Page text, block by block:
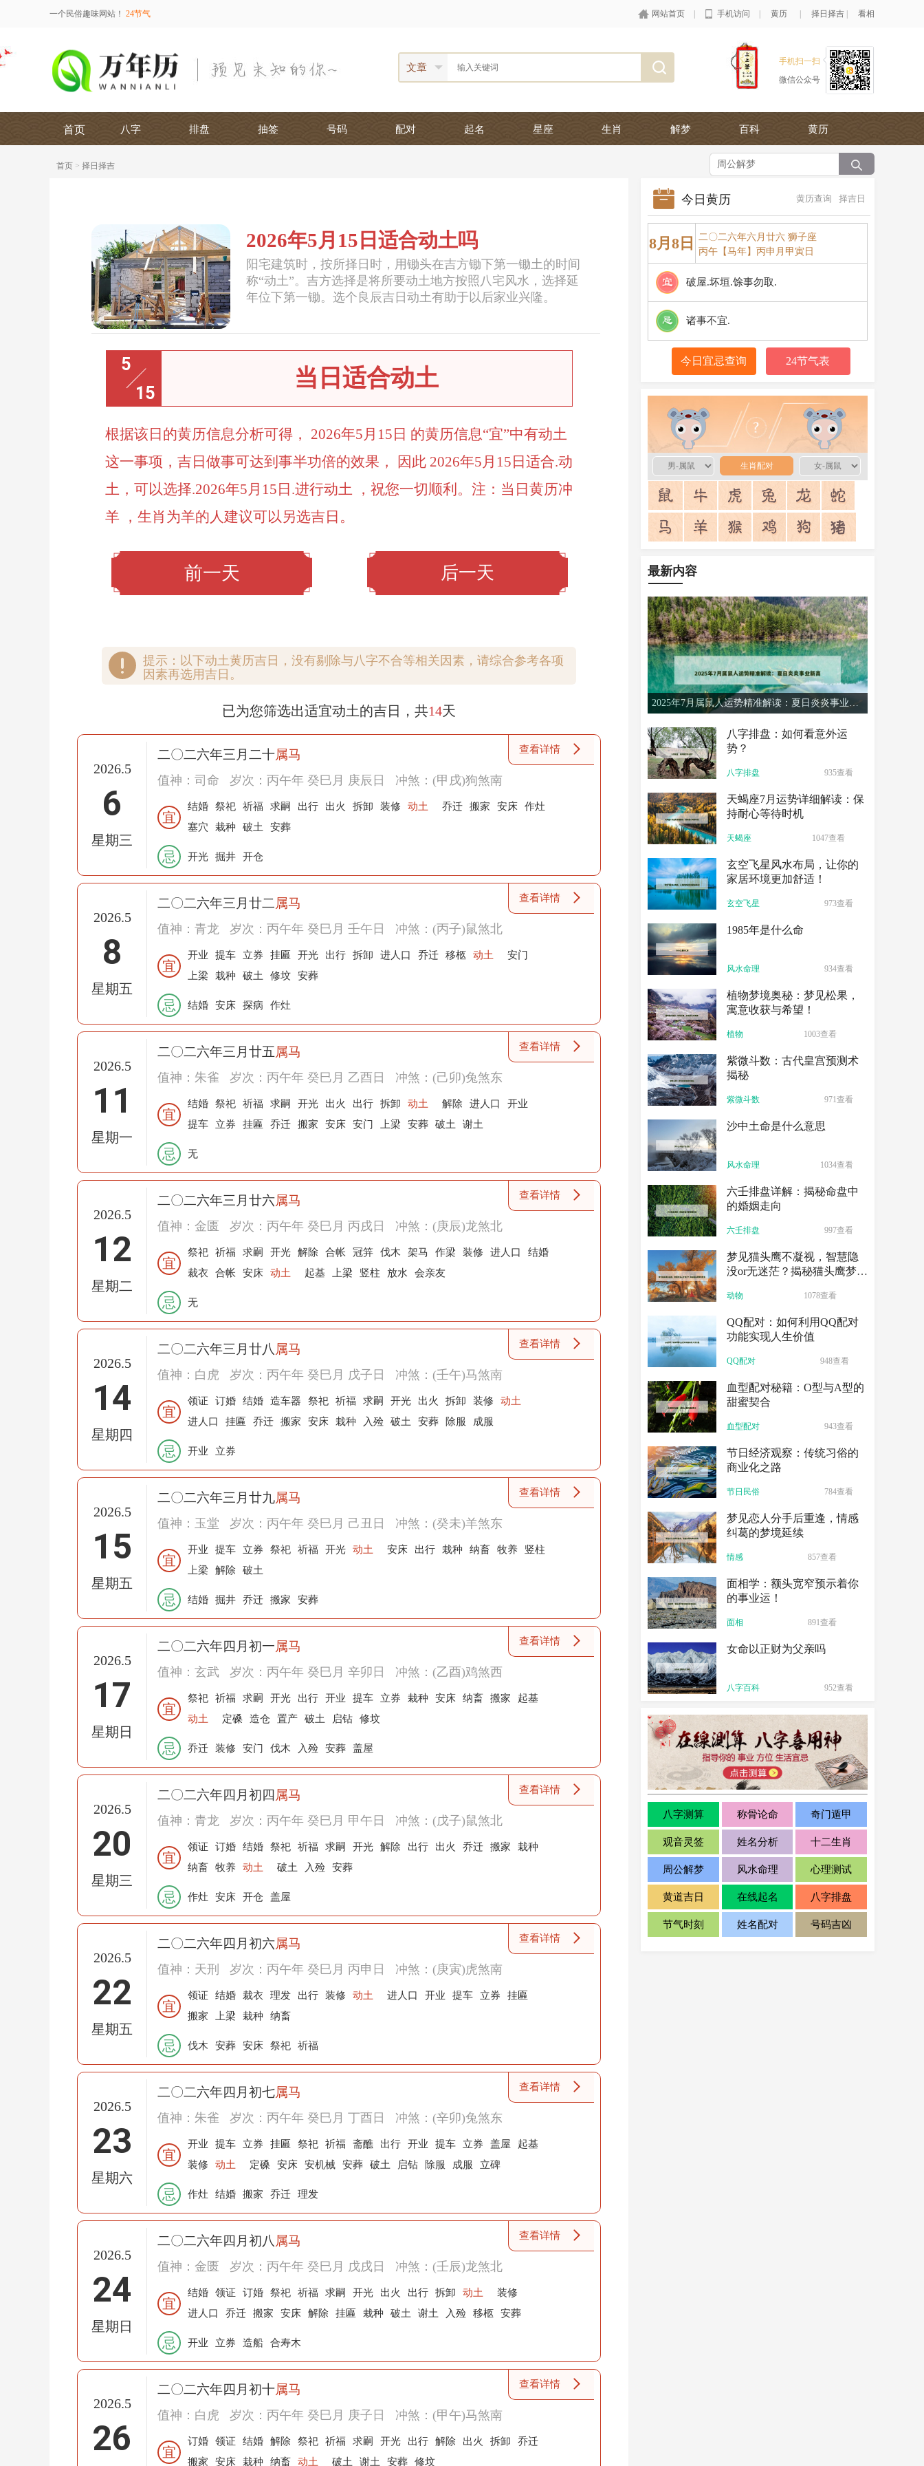
一个民俗趣味网站！ 24节气 网站首页 手机访问 黄历 择日择吉 看相
文章
手机扫一扫
微信公众号
首页 八字 排盘 抽签 号码 配对 起名 星座 生肖 解梦 百科 黄历
首页 > 择日择吉
2026年5月15日适合动土吗
阳宅建筑时，按所择日时，用锄头在吉方锄下第一锄土的时间
称“动土”。吉方选择是将所要动土地方按照八宅风水，选择延
年位下第一锄。选个良辰吉日动土有助于以后家业兴隆。
5
15
当日适合动土
根据该日的黄历信息分析可得， 2026年5月15日 的黄历信息“宜”中有动土
这一事项，吉日做事可达到事半功倍的效果， 因此 2026年5月15日适合.动
土，可以选择.2026年5月15日.进行动土 ，祝您一切顺利。注：当日黄历冲
羊 ，生肖为羊的人建议可以另选吉日。
前一天 后一天
提示：以下动土黄历吉日，没有剔除与八字不合等相关因素，请综合参考各项
因素再选用吉日。
已为您筛选出适宜动土的吉日，共14天
查看详情
2026.5
6
星期三
二〇二六年三月二十属马
值神：司命 岁次：丙午年 癸巳月 庚辰日 冲煞：(甲戌)狗煞南
宜
结婚 祭祀 祈福 求嗣 出行 出火 拆卸 装修 动土 乔迁 搬家 安床
作灶
塞穴
栽种 破土 安葬
忌 开光 掘井 开仓
查看详情
2026.5
8
星期五
二〇二六年三月廿二属马
值神：青龙 岁次：丙午年 癸巳月 壬午日 冲煞：(丙子)鼠煞北
宜
开业 提车 立券 挂匾 开光 出行 拆卸 进人口 乔迁 移柩 动土
安门
上梁
栽种 破土 修坟 安葬
忌 结婚 安床 探病 作灶
查看详情
2026.5
11
星期一
二〇二六年三月廿五属马
值神：朱雀 岁次：丙午年 癸巳月 乙酉日 冲煞：(己卯)兔煞东
宜
结婚 祭祀 祈福 求嗣 开光 出火 出行 拆卸 动土 解除 进人口
开业
提车
立券 挂匾 乔迁 搬家 安床 安门 上梁 安葬 破土 谢土
忌 无
查看详情
2026.5
12
星期二
二〇二六年三月廿六属马
值神：金匮 岁次：丙午年 癸巳月 丙戌日 冲煞：(庚辰)龙煞北
宜
祭祀 祈福 求嗣 开光 解除 合帐 冠笄 伐木 架马 作梁 装修 进人口
结婚
裁衣
合帐 安床 动土 起基 上梁 竖柱 放水 会亲友
忌 无
查看详情
2026.5
14
星期四
二〇二六年三月廿八 属马
值神：白虎 岁次：丙午年 癸巳月 戊子日 冲煞：(壬午)马煞南
宜
领证 订婚 结婚 造车器 祭祀 祈福 求嗣 开光 出火 拆卸 装修
动土
进人口
挂匾 乔迁 搬家 安床 栽种 入殓 破土 安葬 除服 成服
忌 开业 立券
查看详情
2026.5
15
星期五
二〇二六年三月廿九属马
值神：玉堂 岁次：丙午年 癸巳月 己丑日 冲煞：(癸未)羊煞东
宜
开业 提车 立券 祭祀 祈福 开光 动土 安床 出行 栽种 纳畜 牧养
竖柱
上梁
解除 破土
忌 结婚 掘井 乔迁 搬家 安葬
查看详情
2026.5
17
星期日
二〇二六年四月初一属马
值神：玄武 岁次：丙午年 癸巳月 辛卯日 冲煞：(乙酉)鸡煞西
宜
祭祀 祈福 求嗣 开光 出行 开业 提车 立券 栽种 安床 纳畜 搬家
起基
动土
定磉 造仓 置产 破土 启钻 修坟
忌 乔迁 装修 安门 伐木 入殓 安葬 盖屋
查看详情
2026.5
20
星期三
二〇二六年四月初四 属马
值神：青龙 岁次：丙午年 癸巳月 甲午日 冲煞：(戊子)鼠煞北
宜
领证 订婚 结婚 祭祀 祈福 求嗣 开光 解除 出行 出火 乔迁 搬家
栽种
纳畜
牧养 动土 破土 入殓 安葬
忌 作灶 安床 开仓 盖屋
查看详情
2026.5
22
星期五
二〇二六年四月初六属马
值神：天刑 岁次：丙午年 癸巳月 丙申日 冲煞：(庚寅)虎煞南
宜
领证 结婚 裁衣 理发 出行 装修 动土 进人口 开业 提车 立券
挂匾
搬家
上梁 栽种 纳畜
忌 伐木 安葬 安床 祭祀 祈福
查看详情
2026.5
23
星期六
二〇二六年四月初七属马
值神：朱雀 岁次：丙午年 癸巳月 丁酉日 冲煞：(辛卯)兔煞东
宜
开业 提车 立券 挂匾 祭祀 祈福 斋醮 出行 开业 提车 立券 盖屋
起基
装修
动土 定磉 安床 安机械 安葬 破土 启钻 除服 成服 立碑
忌 作灶 结婚 搬家 乔迁 理发
查看详情
2026.5
24
星期日
二〇二六年四月初八 属马
值神：金匮 岁次：丙午年 癸巳月 戊戌日 冲煞：(壬辰)龙煞北
宜
结婚 领证 订婚 祭祀 祈福 求嗣 开光 出火 出行 拆卸 动土
装修
进人口
乔迁 搬家 安床 解除 挂匾 栽种 破土 谢土 入殓 移柩 安葬
忌 开业 立券 造船 合寿木
查看详情
2026.5
26
二〇二六年四月初十属马
值神：白虎 岁次：丙午年 癸巳月 庚子日 冲煞：(甲午)马煞南
宜
订婚 领证 结婚 解除 祭祀 祈福 求嗣 开光 出行 解除 出火 拆卸
乔迁
搬家
安床 栽种 纳畜 动土 破土 谢土 安葬 修坟
今日黄历 黄历查询 择吉日
8月8日
二〇二六年六月廿六 狮子座
丙午【马年】丙申月甲寅日
破屋.坏垣.馀事勿取.
诸事不宜.
今日宜忌查询 24节气表
生肖配对
生肖配对
最新内容
2025年7月属鼠人运势精准解读：夏日炎炎事业新高
八字排盘：如何看意外运
势？
八字排盘 935查看
天蝎座7月运势详细解读：保
持耐心等待时机
天蝎座 1047查看
玄空飞星风水布局，让你的
家居环境更加舒适！
玄空飞星 973查看
1985年是什么命
风水命理 934查看
植物梦境奥秘：梦见松果，
寓意收获与希望！
植物 1003查看
紫微斗数：古代皇宫预测术
揭秘
紫微斗数 971查看
沙中土命是什么意思
风水命理 1034查看
六壬排盘详解：揭秘命盘中
的婚姻走向
六壬排盘 997查看
梦见猫头鹰不凝视，智慧隐
没or无迷茫？揭秘猫头鹰梦的
动物 1078查看
QQ配对：如何利用QQ配对
功能实现人生价值
QQ配对 948查看
血型配对秘籍：O型与A型的
甜蜜契合
血型配对 943查看
节日经济观察：传统习俗的
商业化之路
节日民俗 784查看
梦见恋人分手后重逢，情感
纠葛的梦境延续
情感 857查看
面相学：额头宽窄预示着你
的事业运！
面相 891查看
女命以正财为父亲吗
八字百科 952查看
八字测算 称骨论命 奇门遁甲
观音灵签 姓名分析 十二生肖
周公解梦 风水命理 心理测试
黄道吉日 在线起名 八字排盘
节气时刻 姓名配对 号码吉凶